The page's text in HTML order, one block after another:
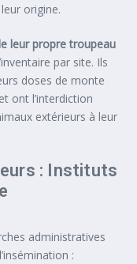
origine.
leur propre troupeau
par site. Ils
doses de monte
ont l’interdiction
extérieurs à leur
: Instituts
administratives
: